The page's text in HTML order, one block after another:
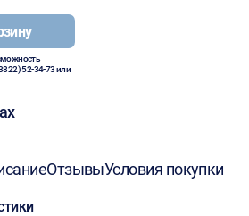
52-34-73или
ОтзывыУсловия покупки